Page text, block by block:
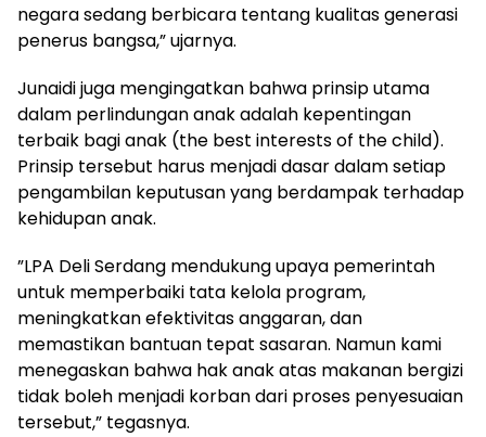
negara sedang berbicara tentang kualitas generasi
penerus bangsa,” ujarnya.
‎Junaidi juga mengingatkan bahwa prinsip utama
dalam perlindungan anak adalah kepentingan
terbaik bagi anak (the best interests of the child).
Prinsip tersebut harus menjadi dasar dalam setiap
pengambilan keputusan yang berdampak terhadap
kehidupan anak.
‎”LPA Deli Serdang mendukung upaya pemerintah
untuk memperbaiki tata kelola program,
meningkatkan efektivitas anggaran, dan
memastikan bantuan tepat sasaran. Namun kami
menegaskan bahwa hak anak atas makanan bergizi
tidak boleh menjadi korban dari proses penyesuaian
tersebut,” tegasnya.